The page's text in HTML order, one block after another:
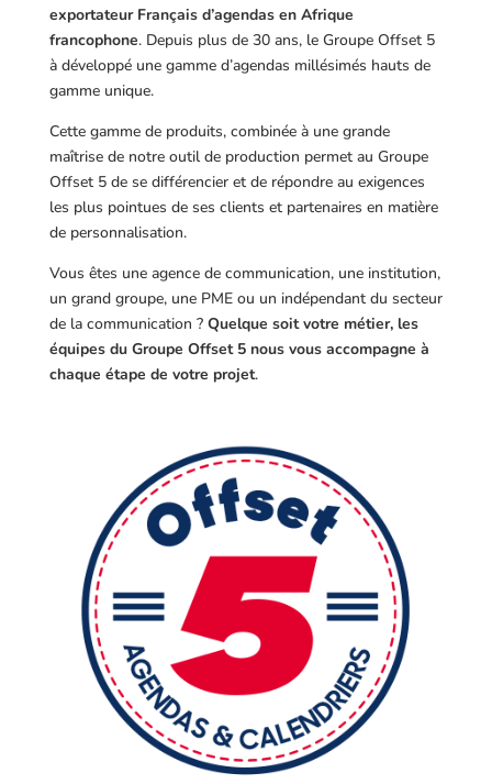
exportateur Français d’agendas en Afrique
francophone. Depuis plus de 30 ans, le Groupe Offset 5
à développé une gamme d’agendas millésimés hauts de
gamme unique.
Cette gamme de produits, combinée à une grande
maîtrise de notre outil de production permet au Groupe
Offset 5 de se différencier et de répondre au exigences
les plus pointues de ses clients et partenaires en matière
de personnalisation.
Vous êtes une agence de communication, une institution,
un grand groupe, une PME ou un indépendant du secteur
de la communication ? Quelque soit votre métier, les
équipes du Groupe Offset 5 nous vous accompagne à
chaque étape de votre projet.